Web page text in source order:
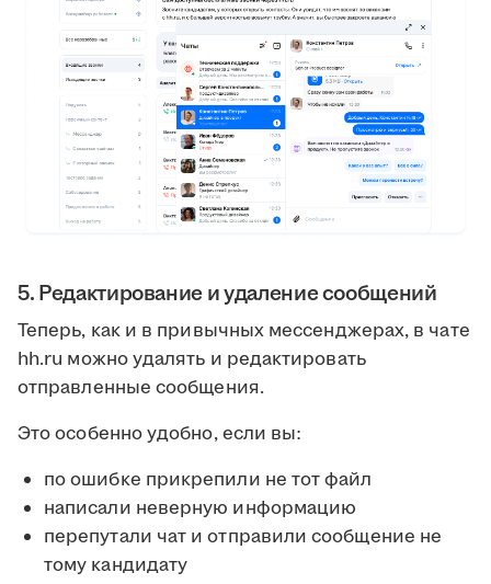
5. Редактирование и удаление сообщений
Теперь, как и в привычных мессенджерах, в чате
hh.ru можно удалять и редактировать
отправленные сообщения.
Это особенно удобно, если вы:
по ошибке прикрепили не тот файл
написали неверную информацию
перепутали чат и отправили сообщение не
тому кандидату